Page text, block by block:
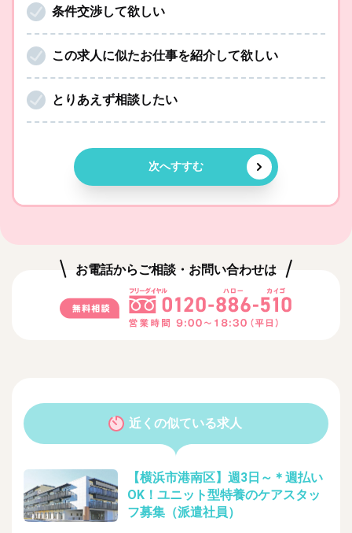
条件交渉して欲しい
この求人に似たお仕事を紹介して欲しい
とりあえず相談したい
次へすすむ
お電話からご相談・お問い合わせは
近くの似ている求人
【横浜市港南区】週3日～＊週払い
OK！ユニット型特養のケアスタッ
フ募集（派遣社員）